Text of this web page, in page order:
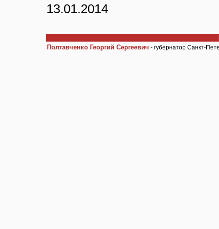
13.01.2014
Полтавченко Георгий Сергеевич - губернатор Санкт-